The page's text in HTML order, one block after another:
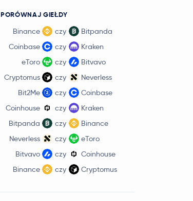
PORÓWNAJ GIEŁDY
Binance czy
Bitpanda
Coinbase
czy
Kraken
eToro
czy
Bitvavo
Cryptomus
czy
Neverless
Bit2Me
czy
Coinbase
Coinhouse
czy
Kraken
Bitpanda
czy
Binance
Neverless
czy
eToro
Bitvavo
czy
Coinhouse
Binance
czy Cryptomus